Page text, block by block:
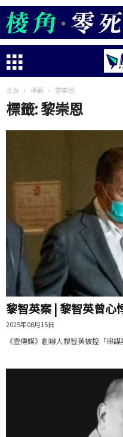
主頁 標籤 黎崇恩
標籤: 黎崇恩
黎智英案 | 黎智英曾心
2025年08月15日
《壹傳媒》創辦人黎智英被控「串